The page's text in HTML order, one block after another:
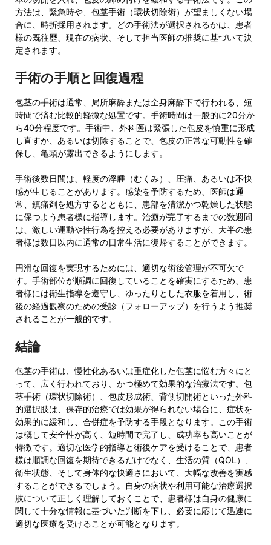
方法は、緊急時や、包茎手術（環状切除術）が望ましくない場
合に、時折採用されます。どの手術法が選択されるかは、患者
様の既往歴、現在の病状、そして担当医師の推奨に基づいて決
定されます。
手術の手順と回復過程
包茎の手術は通常、局所麻酔または全身麻酔下で行われる、短
時間で済む比較的軽微な処置です。手術時間は一般的に20分か
ら40分程度です。手術中、外科医は緊張した包皮を慎重に形成
し直すか、あるいは切除することで、包皮の正常な可動性を確
保し、亀頭が露出できるようにします。
手術後数日間は、軽度の浮腫（むくみ）、圧痛、あるいは不快
感が生じることがあります。感染を予防するため、医師は通
常、鎮痛剤を処方するとともに、患部を清潔かつ乾燥した状態
に保つよう患者様に指導します。治癒が完了するまでの数週間
は、激しい運動や性行為を控える必要がありますが、大半の患
者様は数日以内に通常の日常生活に復帰することができます。
円滑な回復を実現するためには、適切な術後管理が不可欠で
す。手術部位が順調に回復していることを確実にするため、患
者様には衛生指導を遵守し、ゆったりとした衣服を着用し、術
後の経過観察のための受診（フォローアップ）を行うよう推奨
されることが一般的です。
結論
包茎の手術は、慢性化あるいは重症化した包茎に悩む方々にと
って、広く行われており、かつ極めて効果的な治療法です。包
茎手術（環状切除術）、包皮形成術、背側切開術といった外科
的選択肢は、保存的治療では効果が得られない場合に、症状を
効果的に緩和し、合併症を予防する手段となります。この手術
は概して安全性が高く、短時間で完了し、成功率も高いことが
特徴です。適切な医学的指導と術後ケアを受けることで、患者
様は順調な回復を期待できるだけでなく、生活の質（QOL）、
衛生状態、そして身体的な快適さにおいて、大幅な改善を実感
することができるでしょう。自身の病状や利用可能な治療選択
肢について正しく理解しておくことで、患者様は自身の健康に
関して十分な情報に基づいた判断を下し、必要に応じて迅速に
適切な医療を受けることが可能となります。